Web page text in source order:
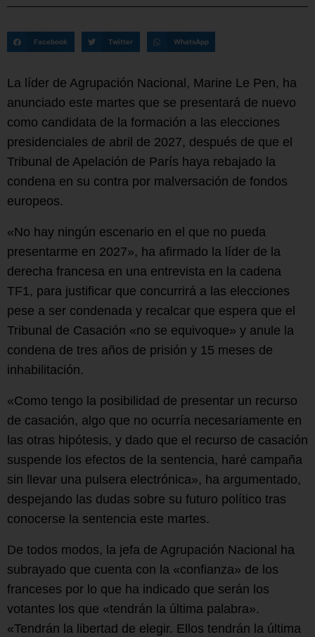
Facebook Twitter WhatsApp
La líder de Agrupación Nacional, Marine Le Pen, ha
anunciado este martes que se presentará de nuevo
como candidata de la formación a las elecciones
presidenciales de abril de 2027, después de que el
Tribunal de Apelación de París haya rebajado la
condena en su contra por malversación de fondos
europeos.
«No hay ningún escenario en el que no pueda
presentarme en 2027», ha afirmado la líder de la
derecha francesa en una entrevista en la cadena
TF1, para justificar que concurrirá a las elecciones
pese a ser condenada y recalcar que espera que el
Tribunal de Casación «no se equivoque» y anule la
condena de tres años de prisión y 15 meses de
inhabilitación.
«Como tengo la posibilidad de presentar un recurso
de casación, algo que no ocurría necesariamente en
las otras hipótesis, y dado que el recurso de casación
suspende los efectos de la sentencia, haré campaña
sin llevar una pulsera electrónica», ha argumentado,
despejando las dudas sobre su futuro político tras
conocerse la sentencia este martes.
De todos modos, la jefa de Agrupación Nacional ha
subrayado que cuenta con la «confianza» de los
franceses por lo que ha indicado que serán los
votantes los que «tendrán la última palabra».
«Tendrán la libertad de elegir. Ellos tendrán la última